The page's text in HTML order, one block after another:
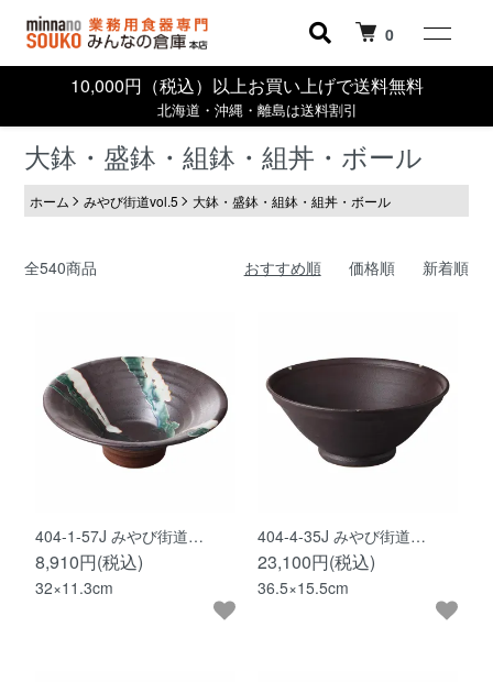
0
10,000円（税込）以上お買い上げで送料無料
北海道・沖縄・離島は送料割引
大鉢・盛鉢・組鉢・組丼・ボール
ホーム みやび街道vol.5 大鉢・盛鉢・組鉢・組丼・ボール
全540商品 おすすめ順 価格順 新着順
404-1-57J みやび街道…
8,910円(税込)
32×11.3cm
404-4-35J みやび街道…
23,100円(税込)
36.5×15.5cm